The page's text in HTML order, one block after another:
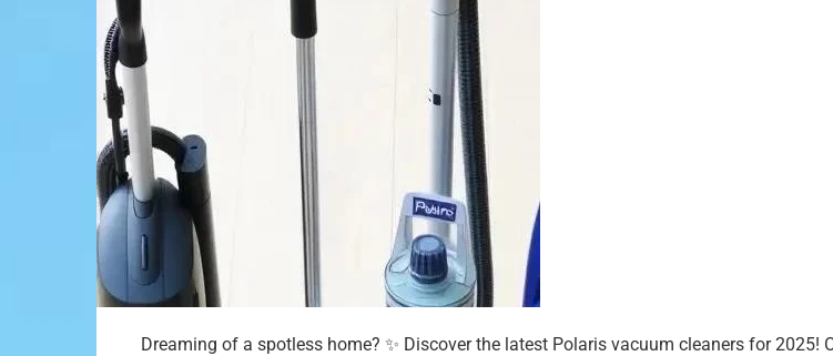
Dreaming of a spotless home? ✨ Discover the latest Polaris vacuum cleaners for 2025!